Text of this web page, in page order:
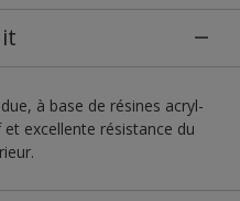
à base de résines acryl-
excellente résistance du